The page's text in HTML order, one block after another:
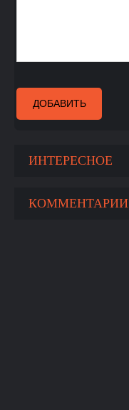
ДОБАВИТЬ
ИНТЕРЕСНОЕ
КОММЕНТАРИИ